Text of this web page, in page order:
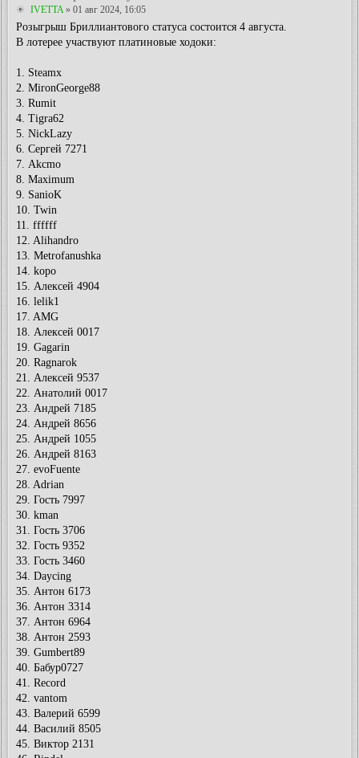
IVETTA» 01 авг 2024, 16:05
Розыгрыш Бриллиантового статуса состоится 4 августа.
В лотерее участвуют платиновые ходоки:
1. Steamx
2. MironGeorge88
3. Rumit
4. Tigra62
5. NickLazy
6. Сергей 7271
7. Akcmo
8. Maximum
9. SanioK
10. Twin
11. ffffff
12. Alihandro
13. Metrofanushka
14. kopo
15. Алексей 4904
16. lelik1
17. AMG
18. Алексей 0017
19. Gagarin
20. Ragnarok
21. Алексей 9537
22. Анатолий 0017
23. Андрей 7185
24. Андрей 8656
25. Андрей 1055
26. Андрей 8163
27. evoFuente
28. Adrian
29. Гость 7997
30. kman
31. Гость 3706
32. Гость 9352
33. Гость 3460
34. Daycing
35. Антон 6173
36. Антон 3314
37. Антон 6964
38. Антон 2593
39. Gumbert89
40. Бабур0727
41. Record
42. vantom
43. Валерий 6599
44. Василий 8505
45. Виктор 2131